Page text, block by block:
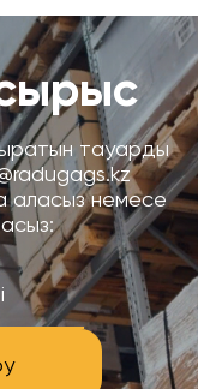
тауарды
аласыз немесе